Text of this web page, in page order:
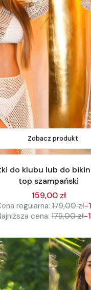
Zobacz produkt
do klubu lub do
top szampański
159,00 zł
regularna: 179,00 zł-
cena: 179,00 zł-